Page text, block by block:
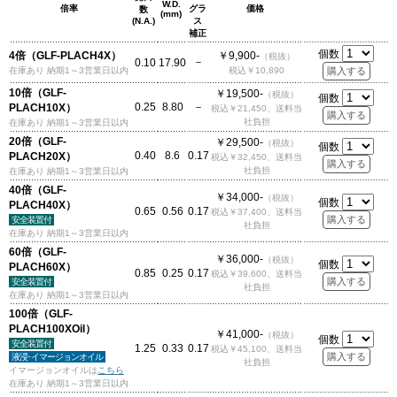
倍率
数
(N.A.)
W.D.
(mm)
グラ
ス
補正
価格
4倍（GLF-PLACH4X）
在庫あり 納期1～3営業日以内
0.10 17.90 － ￥9,900- （税抜）
税込￥10,890
個数
10倍（GLF-
PLACH10X）
在庫あり 納期1～3営業日以内
0.25 8.80 －
￥19,500-（税抜）
税込￥21,450、送料当
社負担
個数
20倍（GLF-
PLACH20X）
在庫あり 納期1～3営業日以内
0.40 8.6 0.17
￥29,500-（税抜）
税込￥32,450、送料当
社負担
個数
40倍（GLF-
PLACH40X）
安全装置付
在庫あり 納期1～3営業日以内
0.65 0.56 0.17
￥34,000-（税抜）
税込￥37,400、送料当
社負担
個数
60倍（GLF-
PLACH60X）
安全装置付
在庫あり 納期1～3営業日以内
0.85 0.25 0.17
￥36,000-（税抜）
税込￥39,600、送料当
社負担
個数
100倍（GLF-
PLACH100XOil）
安全装置付
液浸･イマージョンオイル
イマージョンオイルは こちら
在庫あり 納期1～3営業日以内
1.25 0.33 0.17
￥41,000-（税抜）
税込￥45,100、送料当
社負担
個数